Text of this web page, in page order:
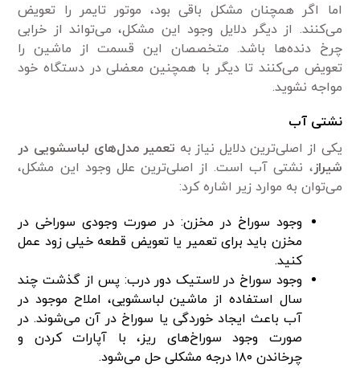
اما اگر همچنان مشکل باقی بود، موتور تایمر را تعویض
می‌کنند. از دیگر دلایل وجود این مشکل، می‌تواند از خرابی
چرخ دنده‌ها باشد. متخصصان این قسمت از ماشین را
تعویض می‌کنند تا دیگر با همچنین معضلی در دستگاه خود
مواجه نشوید.
نشتی آب
یکی از اصلی‌ترین دلایل نیاز به تعمیر مدل‌های لباسشویی در
شیراز، نشتی آب است. از اصلی‌ترین علل وجود این مشکل،
می‌توان به موارد زیر اشاره کرد:
وجود سوراخ در مخزن: در صورت وجودی سوراخی در
مخزن باید برای تعمیر یا تعویض قطعه خیلی زود عمل
کنید.
وجود سوراخ در لاستیک دور درب: پس از گذشت چند
سال استفاده از ماشین لباسشویی، املاح موجود در
آب باعث ایجاد خوردگی یا سوراخ در آن می‌شوند. در
صورت وجود سوراخ‌های ریز، با آپارات کردن و
چرخاندن ۱۸۰ درجه مشکلی حل می‌شود.